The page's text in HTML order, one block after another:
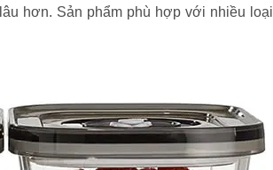
hơn. Sản phẩm phù hợp với nhiều loại